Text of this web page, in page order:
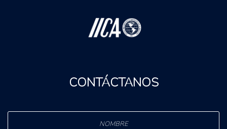
CONTÁCTANOS